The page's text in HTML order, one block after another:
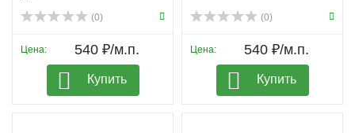
(0)
Цена: 540 ₽/м.п.
Купить
(0)
Цена: 540 ₽/м.п.
Купить